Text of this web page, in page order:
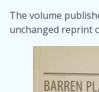
The volume
unchanged reprint